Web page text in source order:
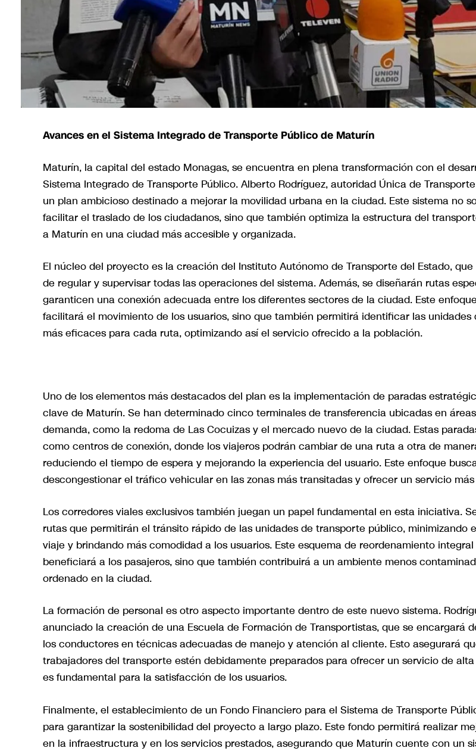
Avances en el Sistema Integrado de Transporte Público de Maturín
Maturín, la capital del estado Monagas, se encuentra en plena transformación con el
Sistema Integrado de Transporte Público. Alberto Rodríguez, autoridad Única de
un plan ambicioso destinado a mejorar la movilidad urbana en la ciudad. Este sistema no
facilitar el traslado de los ciudadanos, sino que también optimiza la estructura del
a Maturín en una ciudad más accesible y organizada.
El núcleo del proyecto es la creación del Instituto Autónomo de Transporte del Estado,
de regular y supervisar todas las operaciones del sistema. Además, se diseñarán rutas
garanticen una conexión adecuada entre los diferentes sectores de la ciudad. Este
facilitará el movimiento de los usuarios, sino que también permitirá identificar las
más eficaces para cada ruta, optimizando así el servicio ofrecido a la población.
Uno de los elementos más destacados del plan es la implementación de paradas
clave de Maturín. Se han determinado cinco terminales de transferencia ubicadas en
demanda, como la redoma de Las Cocuizas y el mercado nuevo de la ciudad. Estas
como centros de conexión, donde los viajeros podrán cambiar de una ruta a otra de
reduciendo el tiempo de espera y mejorando la experiencia del usuario. Este enfoque
descongestionar el tráfico vehicular en las zonas más transitadas y ofrecer un servicio
Los corredores viales exclusivos también juegan un papel fundamental en esta iniciativa.
rutas que permitirán el tránsito rápido de las unidades de transporte público, minimizando
viaje y brindando más comodidad a los usuarios. Este esquema de reordenamiento
beneficiará a los pasajeros, sino que también contribuirá a un ambiente menos
ordenado en la ciudad.
La formación de personal es otro aspecto importante dentro de este nuevo sistema.
anunciado la creación de una Escuela de Formación de Transportistas, que se encargará
los conductores en técnicas adecuadas de manejo y atención al cliente. Esto asegurará
trabajadores del transporte estén debidamente preparados para ofrecer un servicio de
es fundamental para la satisfacción de los usuarios.
Finalmente, el establecimiento de un Fondo Financiero para el Sistema de Transporte
para garantizar la sostenibilidad del proyecto a largo plazo. Este fondo permitirá realizar
en la infraestructura y en los servicios prestados, asegurando que Maturín cuente con un